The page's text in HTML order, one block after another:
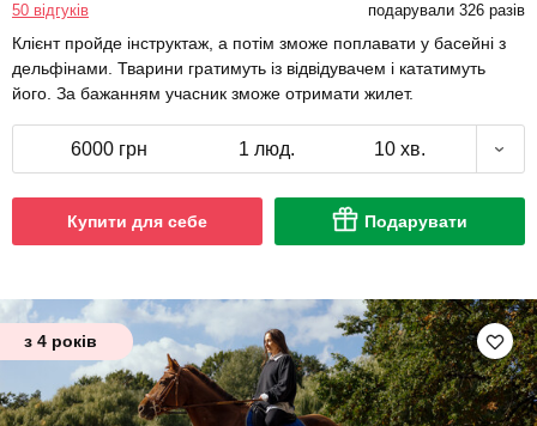
50 відгуків подарували 326 разів
Клієнт пройде інструктаж, а потім зможе поплавати у басейні з
дельфінами. Тварини гратимуть із відвідувачем і кататимуть
його. За бажанням учасник зможе отримати жилет.
6000 грн 1 люд. 10 хв.
Купити для себе Подарувати
з 4 років